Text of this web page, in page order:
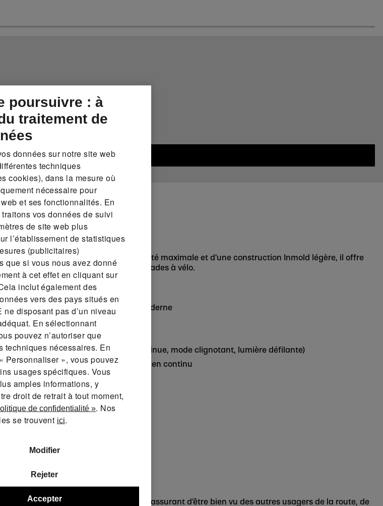
Vers la boutique en ligne
d'un éclairage arrière pour une visibilité maximale et d'une construction Inmold légère, il offre
pour vos trajets quotidiens et vos balades à vélo.
grâce à une construction Inmold moderne
en EPS à haute absorption
visibilité dans l'obscurité
à 3 niveaux d'intensité (lumière continue, mode clignotant, lumière défilante)
facile à utiliser avec un bouton rotatif en continu
lavable
la pile
et d'éléments réfléchissants
, vous assurant d'être bien vu des autres usagers de la route, de
poursuivre : à
traitement de
données sur notre site web
techniques
cookies), dans la mesure où
nécessaire pour
et ses fonctionnalités. En
vos données de suivi
de site web plus
l’établissement de statistiques
(publicitaires)
que si vous nous avez donné
à cet effet en cliquant sur
inclut également des
vers des pays situés en
ne disposant pas d’un niveau
En sélectionnant
pouvez n’autoriser que
techniques nécessaires. En
Personnaliser », vous pouvez
usages spécifiques. Vous
amples informations, y
droit de retrait à tout moment,
de confidentialité ». Nos
se trouvent ici.
Modifier
Rejeter
Accepter